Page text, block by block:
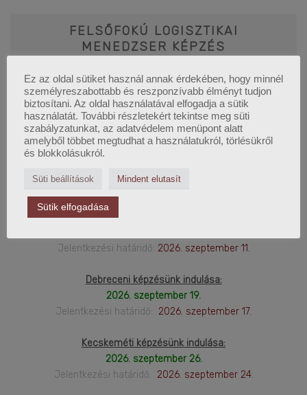
FELSŐFOKÚ LOGISZTIKAI
MENEDZSER KÉPZÉS
2026. Őszi képzéseink:
Budapesti képzésünk indulása:
Jelentkezési határidő:2026. augusztus 28.
Online képzésünk indulása:
Jelentkezési határidő: 2026. szeptember 11.
Debreceni képzésünk indulása:
2026. szeptember 19.
Jelentkezési határidő: 2026. szeptember 17.
Kecskeméti képzésünk indulása:
2026. szeptember 26.
Jelentkezési határidő: 2026. szeptember 24.
Ez az oldal sütiket használ annak érdekében, hogy minnél
személyreszabottabb és reszponzívabb élményt tudjon
biztosítani. Az oldal használatával elfogadja a sütik
használatát. További részletekért tekintse meg süti
szabályzatunkat, az adatvédelem menüpont alatt
amelyből többet megtudhat a használatukról, törlésükről
és blokkolásukról.
Süti beállítások Mindent elutasít
Sütik elfogadása